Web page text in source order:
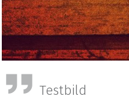
Testbild